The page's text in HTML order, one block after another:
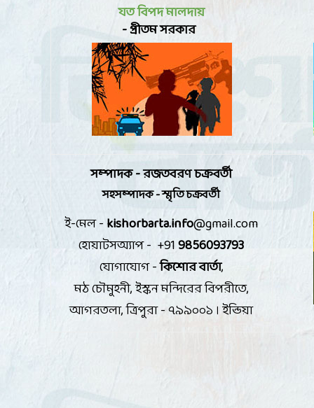
যত বিপদ মালদায়
- প্রীতম সরকার
সম্পাদক -রজতবরণ চক্রবর্তী
সহসম্পাদক - স্মৃতি চক্রবর্তী
ই-মেল -kishorbarta.info@gmail.com
হোয়াটসঅ্যাপ - +919856093793
যোগাযোগ -কিশোর বার্তা,
মঠ চৌমুহনী,ইস্কন মন্দিরের বিপরীতে,
আগরতলা,ত্রিপুরা - ৭৯৯০০১ । ইন্ডিয়া